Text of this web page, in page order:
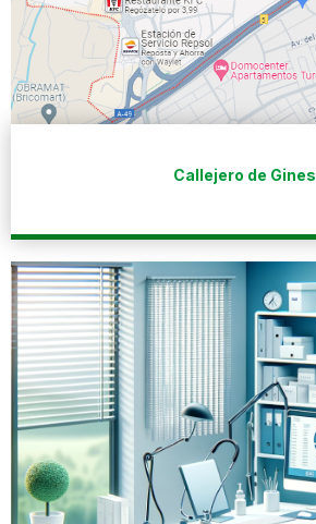
Callejero de Gines